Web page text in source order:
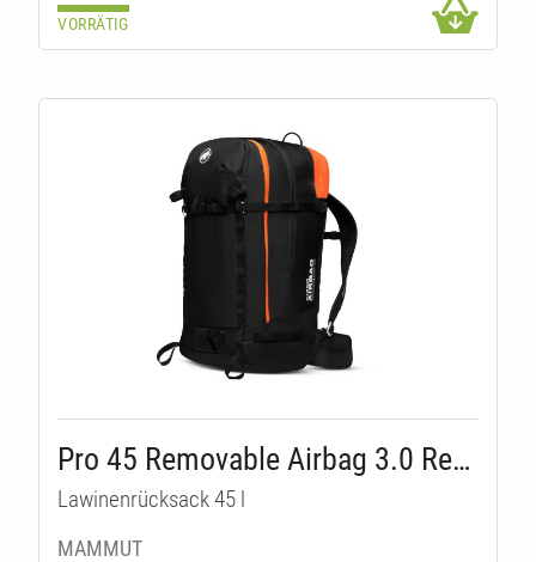
VORRÄTIG
Pro 45 Removable Airbag 3.0 Ready
Lawinenrücksack 45 l
MAMMUT